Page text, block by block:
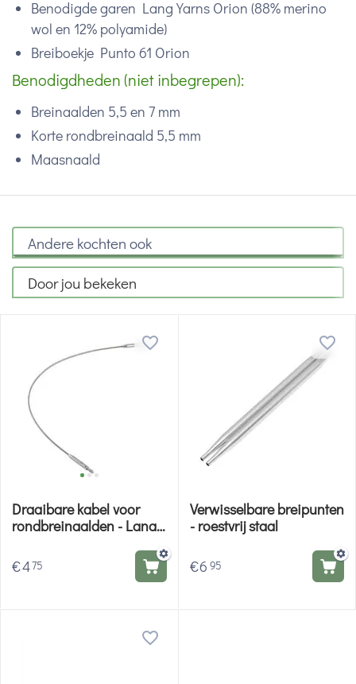
Benodigde garen Lang Yarns Orion (88% merino
wol en 12% polyamide)
Breiboekje Punto 61 Orion
Benodigdheden (niet inbegrepen):
Breinaalden 5,5 en 7 mm
Korte rondbreinaald 5,5 mm
Maasnaald
Andere kochten ook
Door jou bekeken
Draaibare kabel voor
rondbreinaalden - Lana
€475
Verwisselbare breipunten
- roestvrij staal
€6 95